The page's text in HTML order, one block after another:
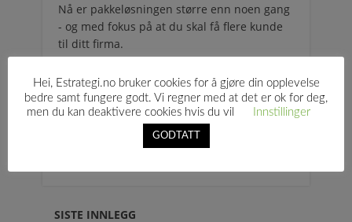
Nå er pakkeløsningen større enn noen gang
- og med fokus på at du skal få flere kunde
til ditt firma.
Les mer om hjemmeside-løsningen
SISTE INNLEGG
Hei, Estrategi.no bruker cookies for å gjøre din opplevelse
bedre samt fungere godt. Vi regner med at det er ok for deg,
men du kan deaktivere cookies hvis du vil
Innstillinger
GODTATT